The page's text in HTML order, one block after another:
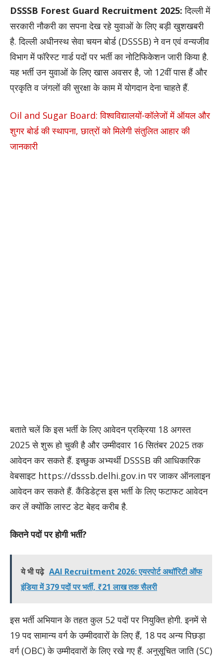
DSSSB Forest Guard Recruitment 2025: दिल्ली में
सरकारी नौकरी का सपना देख रहे युवाओं के लिए बड़ी खुशखबरी
है. दिल्ली अधीनस्थ सेवा चयन बोर्ड (DSSSB) ने वन एवं वन्यजीव
विभाग में फॉरेस्ट गार्ड पदों पर भर्ती का नोटिफिकेशन जारी किया है.
यह भर्ती उन युवाओं के लिए खास अवसर है, जो 12वीं पास हैं और
प्रकृति व जंगलों की सुरक्षा के काम में योगदान देना चाहते हैं.
Oil and Sugar Board: विश्वविद्यालयों-कॉलेजों में ऑयल और
शुगर बोर्ड की स्थापना, छात्रों को मिलेगी संतुलित आहार की
जानकारी
बताते चलें कि इस भर्ती के लिए आवेदन प्रक्रिया 18 अगस्त
2025 से शुरू हो चुकी है और उम्मीदवार 16 सितंबर 2025 तक
आवेदन कर सकते हैं. इच्छुक अभ्यर्थी DSSSB की आधिकारिक
वेबसाइट https://dsssb.delhi.gov.in पर जाकर ऑनलाइन
आवेदन कर सकते हैं. कैंडिडेट्स इस भर्ती के लिए फटाफट आवेदन
कर लें क्योंकि लास्ट डेट बेहद करीब है.
कितने पदों पर होगी भर्ती?
ये भी पढ़े AAI Recruitment 2026: एयरपोर्ट अथॉरिटी ऑफ
इंडिया में 379 पदों पर भर्ती, ₹21 लाख तक सैलरी
इस भर्ती अभियान के तहत कुल 52 पदों पर नियुक्ति होगी. इनमें से
19 पद सामान्य वर्ग के उम्मीदवारों के लिए हैं, 18 पद अन्य पिछड़ा
वर्ग (OBC) के उम्मीदवारों के लिए रखे गए हैं. अनुसूचित जाति (SC)